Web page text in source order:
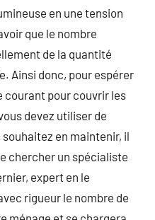
en une tension
que le nombre
de la quantité
Ainsi donc, pour espérer
courant pour couvrir les
devez utiliser de
en maintenir, il
chercher un spécialiste
expert en le
rigueur le nombre de